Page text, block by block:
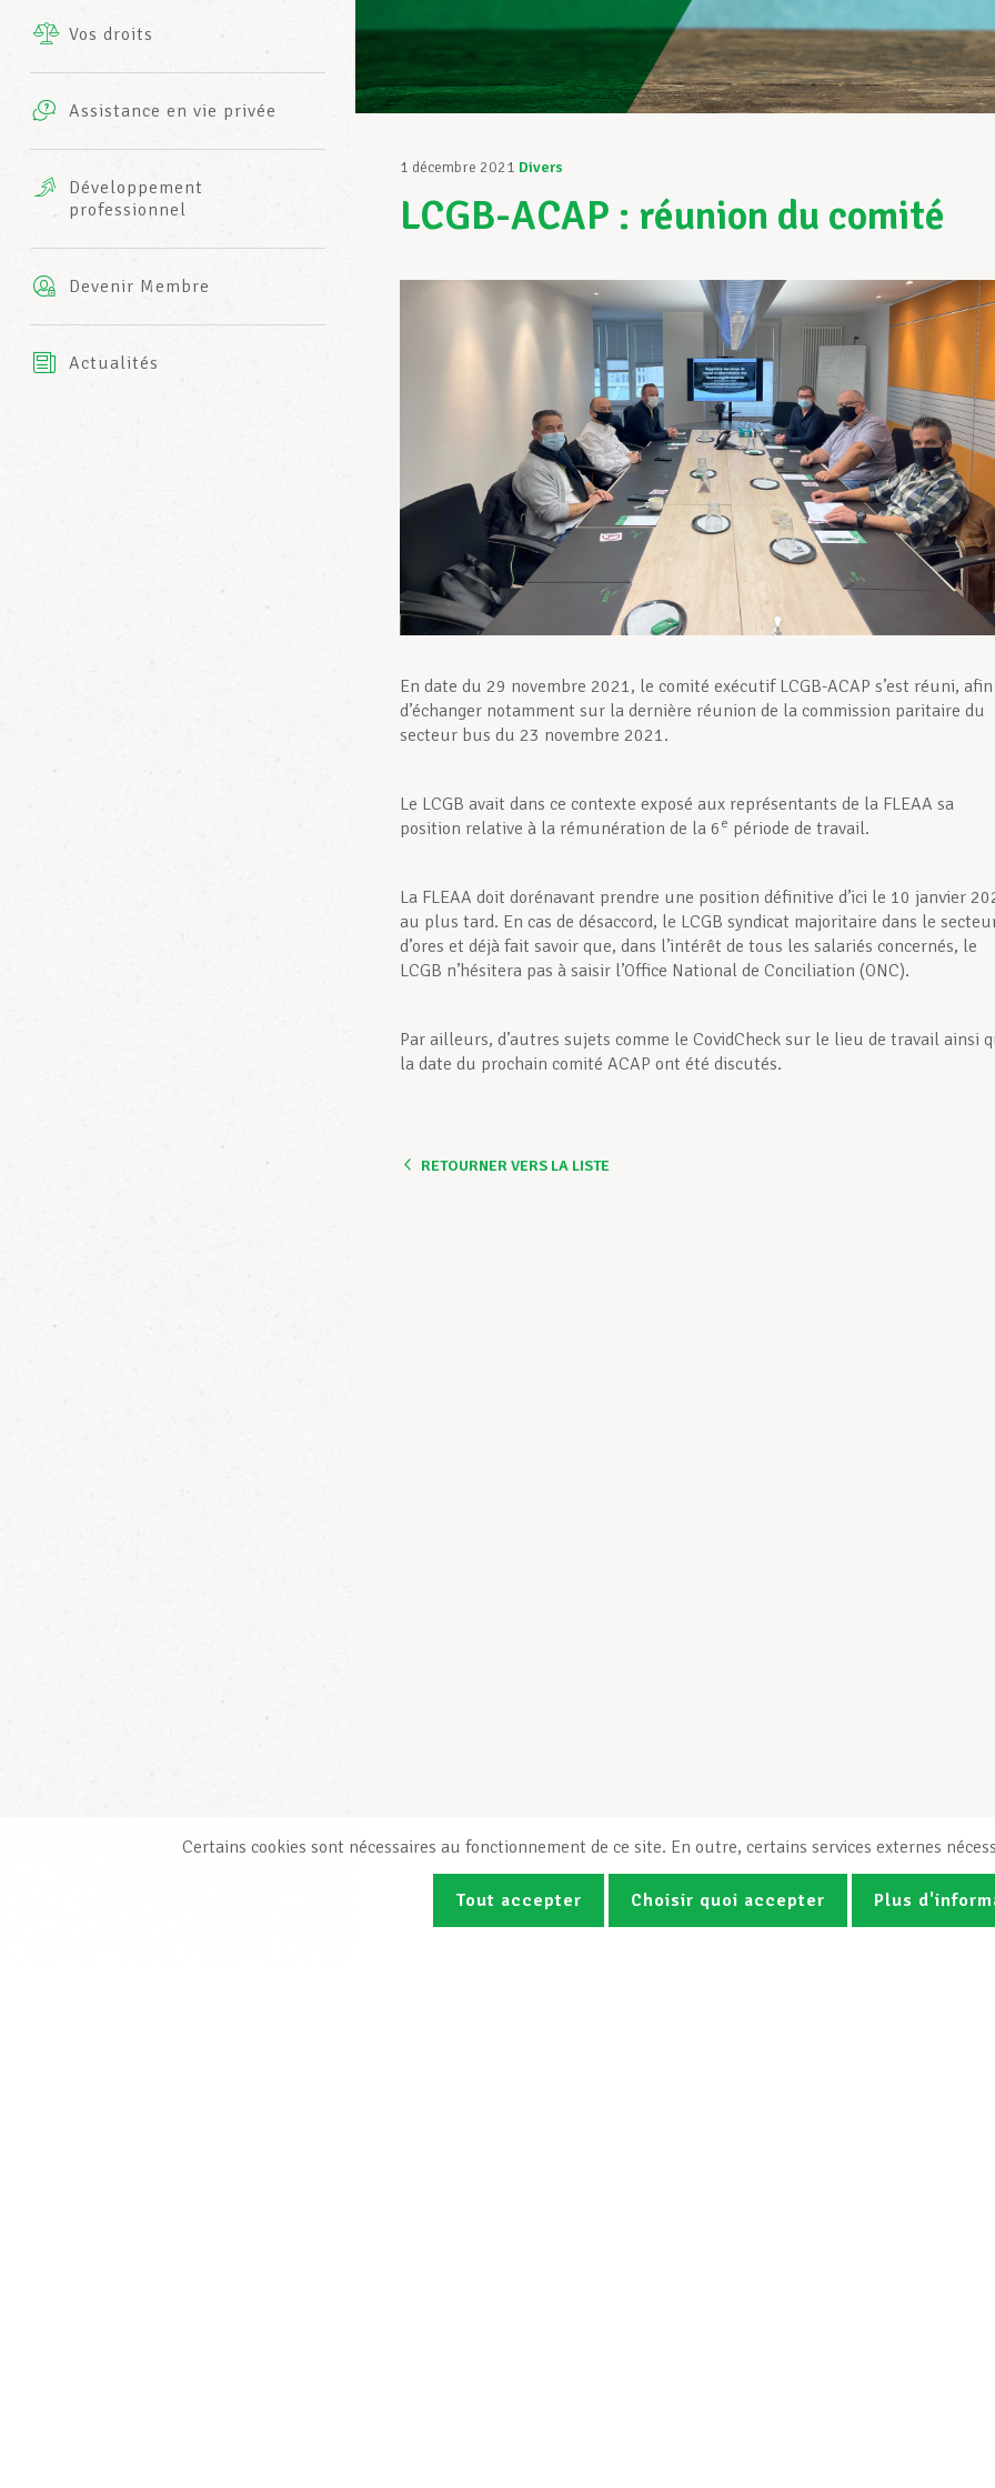
INFO-CENTER
Vos droits
Assistance en vie privée
complémentaires
AXA
Développement
professionnel
Devenir Membre
Actualités
1 décembre 2021 Divers
LCGB-ACAP : réunion du comité
En date du 29 novembre 2021, le comité exécutif LCGB-ACAP s’est réuni, afin
d’échanger notamment sur la dernière réunion de la commission paritaire du
secteur bus du 23 novembre 2021.
Le LCGB avait dans ce contexte exposé aux représentants de la FLEAA sa
position relative à la rémunération de la 6 e période de travail.
La FLEAA doit dorénavant prendre une position définitive d’ici le 10 janvier
au plus tard. En cas de désaccord, le LCGB syndicat majoritaire dans le
d’ores et déjà fait savoir que, dans l’intérêt de tous les salariés concernés, le
LCGB n’hésitera pas à saisir l’Office National de Conciliation (ONC).
Par ailleurs, d’autres sujets comme le CovidCheck sur le lieu de travail ainsi
la date du prochain comité ACAP ont été discutés.
RETOURNER VERS LA LISTE
Certains cookies sont nécessaires au fonctionnement de ce site. En outre, certains services externes
Tout accepter Choisir quoi accepter Plus